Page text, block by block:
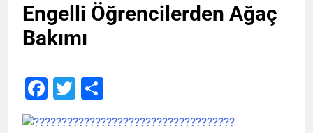
Engelli Öğrencilerden Ağaç
Bakımı
Facebook
Twitter